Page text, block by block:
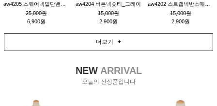
25,000원
6,900원
aw4204 버튼넥숏티_그레이
15,000원
2,900원
15,000원
2,900원
더보기 +
NEWARRIVAL
오늘의 신상품입니다